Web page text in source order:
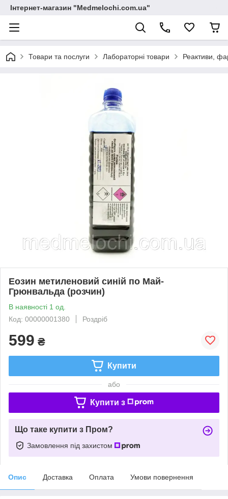
Інтернет-магазин "Medmelochi.com.ua"
Товари та послуги Лабораторні товари Реактиви,
Еозин метиленовий синій по Май-
Грюнвальда (розчин)
В наявності 1 од.
Код: 00000001380
Роздріб
599 ₴
Купити
або
Купити з
Що таке купити з Пром?
Замовлення під захистом
Опис Доставка Оплата Умови повернення